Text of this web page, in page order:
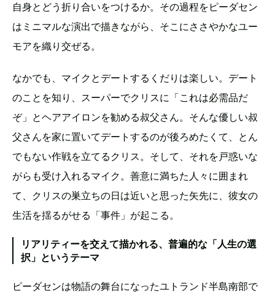
自身とどう折り合いをつけるか。その過程をピーダセン
はミニマルな演出で描きながら、そこにささやかなユー
モアを織り交ぜる。
なかでも、マイクとデートするくだりは楽しい。デート
のことを知り、スーパーでクリスに「これは必需品だ
ぞ」とヘアアイロンを勧める叔父さん。そんな優しい叔
父さんを家に置いてデートするのが後ろめたくて、とん
でもない作戦を立てるクリス。そして、それを戸惑いな
がらも受け入れるマイク。善意に満ちた人々に囲まれ
て、クリスの巣立ちの日は近いと思った矢先に、彼女の
生活を揺るがせる「事件」が起こる。
リアリティーを交えて描かれる、普遍的な「人生の選
択」というテーマ
ピーダセンは物語の舞台になったユトランド半島南部で